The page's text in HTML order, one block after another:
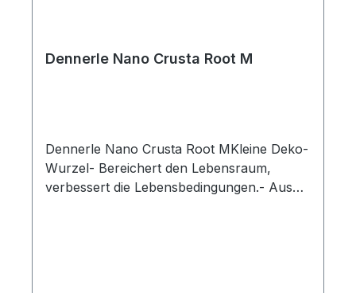
Dennerle Nano Crusta Root M
Dennerle Nano Crusta Root MKleine Deko-
Wurzel- Bereichert den Lebensraum,
verbessert die Lebensbedingungen.- Aus